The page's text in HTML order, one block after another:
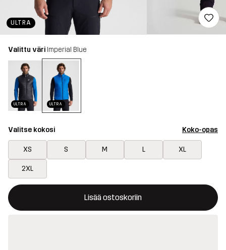
ULTRA
Valittu väri Imperial Blue
ULTRA ULTRA
Valitse kokosi Koko-opas
XS S M L XL
2XL
Lisää ostoskoriin
Tämä painike avaa ikkunan, joka vahvistaa uuden tuotteen
{{size}} ei saatavilla